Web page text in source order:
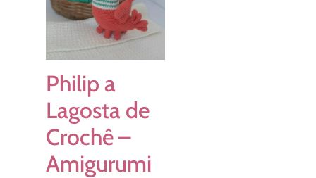
Philip a
Lagosta de
Crochê –
Amigurumi